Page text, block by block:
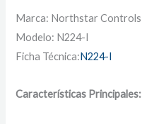
Marca: Northstar Controls
Modelo: N224-I
Ficha Técnica:N224-I
Características Principales: